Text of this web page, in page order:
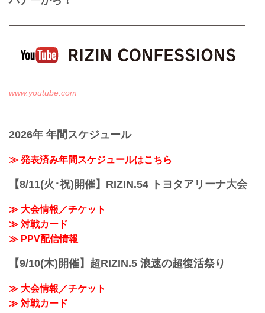
www.youtube.com
2026年 年間スケジュール
≫ 発表済み年間スケジュールはこちら
【8/11(火･祝)開催】RIZIN.54 トヨタアリーナ大会
≫ 大会情報／チケット
≫ 対戦カード
≫ PPV配信情報
【9/10(木)開催】超RIZIN.5 浪速の超復活祭り
≫ 大会情報／チケット
≫ 対戦カード